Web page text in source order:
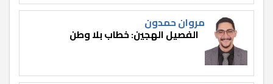
مروان حمدون
الفصيل الهجين: خطاب بلا وطن